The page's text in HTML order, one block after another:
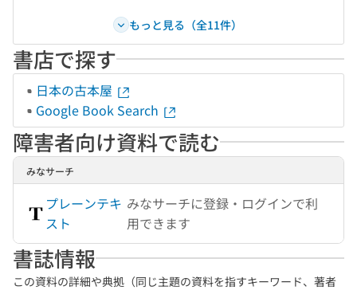
もっと見る（全11件）
書店で探す
日本の古本屋
Google Book Search
障害者向け資料で読む
みなサーチ
プレーンテキ
スト
みなサーチに登録・ログインで利
用できます
書誌情報
この資料の詳細や典拠（同じ主題の資料を指すキーワード、著者